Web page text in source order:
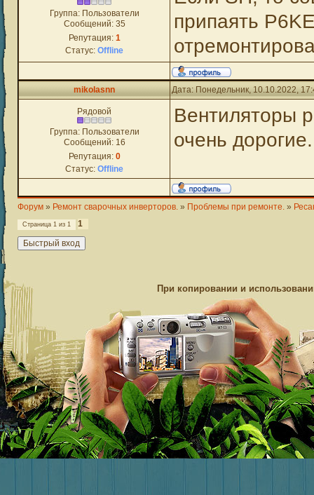
Группа: Пользователи
Сообщений: 35
Репутация: 1
Статус: Offline
припаять
mikolasnn Дата: Понедельник, 10.10.2022,
Рядовой
Группа: Пользователи
Сообщений: 16
Репутация: 0
Статус: Offline
Вентиляторы
очень
Форум » Ремонт сварочных инверторов. » Проблемы при ремонте. »
Страница 1 из 1 1
При копировании и